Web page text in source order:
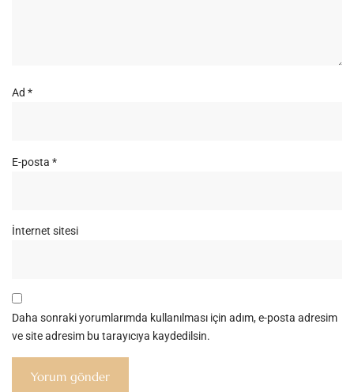
Ad *
E-posta *
İnternet sitesi
Daha sonraki yorumlarımda kullanılması için adım, e-posta adresim
ve site adresim bu tarayıcıya kaydedilsin.